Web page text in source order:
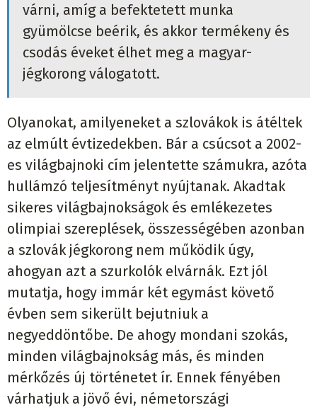
várni, amíg a befektetett munka
gyümölcse beérik, és akkor termékeny és
csodás éveket élhet meg a magyar-
jégkorong válogatott.
Olyanokat, amilyeneket a szlovákok is átéltek
az elmúlt évtizedekben. Bár a csúcsot a 2002-
es világbajnoki cím jelentette számukra, azóta
hullámzó teljesítményt nyújtanak. Akadtak
sikeres világbajnokságok és emlékezetes
olimpiai szereplések, összességében azonban
a szlovák jégkorong nem működik úgy,
ahogyan azt a szurkolók elvárnák. Ezt jól
mutatja, hogy immár két egymást követő
évben sem sikerült bejutniuk a
negyeddöntőbe. De ahogy mondani szokás,
minden világbajnokság más, és minden
mérkőzés új történetet ír. Ennek fényében
várhatjuk a jövő évi, németországi